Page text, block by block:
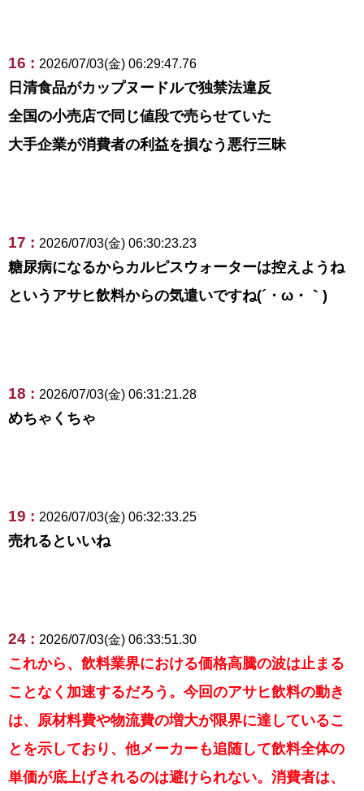
16 : 2026/07/03(金) 06:29:47.76
日清食品がカップヌードルで独禁法違反
全国の小売店で同じ値段で売らせていた
大手企業が消費者の利益を損なう悪行三昧
17 : 2026/07/03(金) 06:30:23.23
糖尿病になるからカルピスウォーターは控えようね
というアサヒ飲料からの気遣いですね(´・ω・｀)
18 : 2026/07/03(金) 06:31:21.28
めちゃくちゃ
19 : 2026/07/03(金) 06:32:33.25
売れるといいね
24 : 2026/07/03(金) 06:33:51.30
これから、飲料業界における価格高騰の波は止まる
ことなく加速するだろう。今回のアサヒ飲料の動き
は、原材料費や物流費の増大が限界に達しているこ
とを示しており、他メーカーも追随して飲料全体の
単価が底上げされるのは避けられない。消費者は、